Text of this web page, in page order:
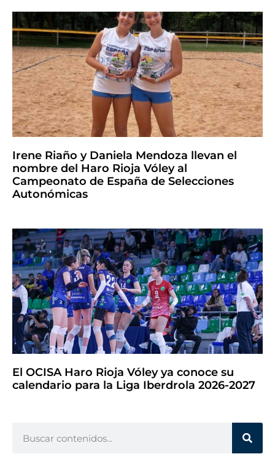
Irene Riaño y Daniela Mendoza llevan el
nombre del Haro Rioja Vóley al
Campeonato de España de Selecciones
Autonómicas
El OCISA Haro Rioja Vóley ya conoce su
calendario para la Liga Iberdrola 2026-2027